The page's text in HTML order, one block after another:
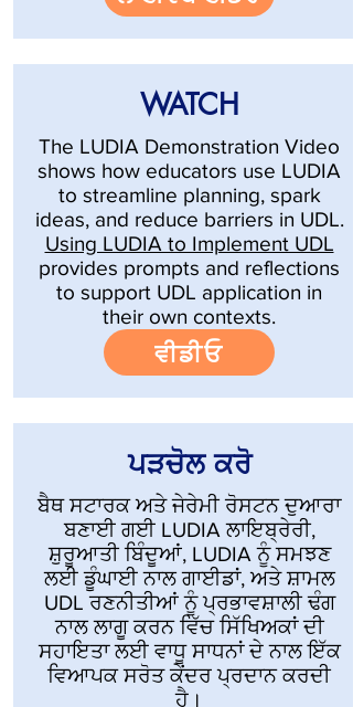
WATCH
The LUDIA Demonstration Video
shows how educators use LUDIA
to streamline planning, spark
ideas, and reduce barriers in UDL.
Using LUDIA to Implement UDL
provides prompts and reflections
to support UDL application in
their own contexts.
ਵੀਡੀਓ
ਪੜਚੋਲ ਕਰੋ
ਬੈਥ ਸਟਾਰਕ ਅਤੇ ਜੇਰੇਮੀ ਰੋਸਟਨ ਦੁਆਰਾ
ਬਣਾਈ ਗਈ LUDIA ਲਾਇਬ੍ਰੇਰੀ,
ਸ਼ੁਰੂਆਤੀ ਬਿੰਦੂਆਂ, LUDIA ਨੂੰ ਸਮਝਣ
ਲਈ ਡੂੰਘਾਈ ਨਾਲ ਗਾਈਡਾਂ, ਅਤੇ ਸ਼ਾਮਲ
UDL ਰਣਨੀਤੀਆਂ ਨੂੰ ਪ੍ਰਭਾਵਸ਼ਾਲੀ ਢੰਗ
ਨਾਲ ਲਾਗੂ ਕਰਨ ਵਿੱਚ ਸਿੱਖਿਅਕਾਂ ਦੀ
ਸਹਾਇਤਾ ਲਈ ਵਾਧੂ ਸਾਧਨਾਂ ਦੇ ਨਾਲ ਇੱਕ
ਵਿਆਪਕ ਸਰੋਤ ਕੇਂਦਰ ਪ੍ਰਦਾਨ ਕਰਦੀ
ਹੈ।